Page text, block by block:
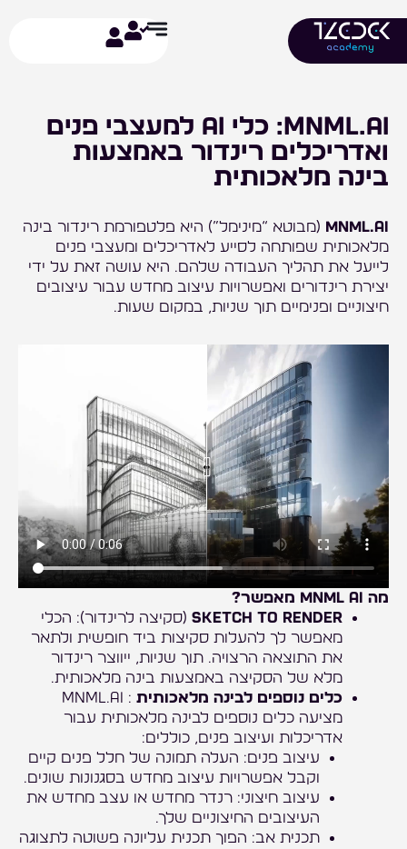
דילוג
לתוכן
mnml.ai: כלי AI למעצבי פנים
ואדריכלים רינדור באמצעות
בינה מלאכותית
mnml.ai (מבוטא “מינימל”) היא פלטפורמת רינדור בינה
מלאכותית שפותחה לסייע לאדריכלים ומעצבי פנים
לייעל את תהליך העבודה שלהם. היא עושה זאת על ידי
יצירת רינדורים ואפשרויות עיצוב מחדש עבור עיצובים
חיצוניים ופנימיים תוך שניות, במקום שעות.
מה MNML AI מאפשר?
Sketch to Render (סקיצה לרינדור): הכלי
מאפשר לך להעלות סקיצות ביד חופשית ולתאר
את התוצאה הרצויה. תוך שניות, ייווצר רינדור
מלא של הסקיצה באמצעות בינה מלאכותית.
כלים נוספים לבינה מלאכותית
: mnml.ai
מציעה כלים נוספים לבינה מלאכותית עבור
אדריכלות ועיצוב פנים, כוללים:
עיצוב פנים: העלה תמונה של חלל פנים קיים
וקבל אפשרויות עיצוב מחדש בסגנונות שונים.
עיצוב חיצוני: רנדר מחדש או עצב מחדש את
העיצובים החיצוניים שלך.
תכנית אב: הפוך תכנית עליונה פשוטה לתצוגה